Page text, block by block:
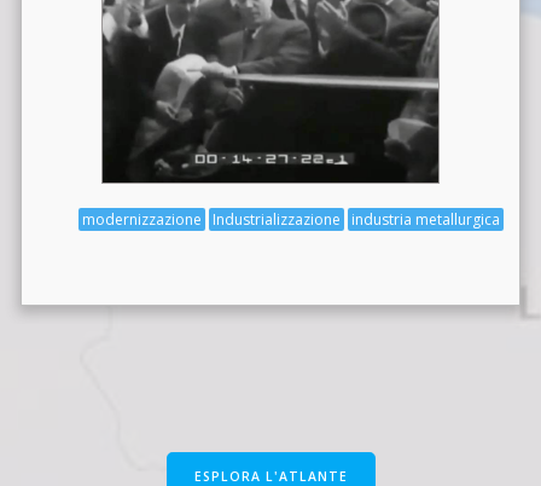
industria metallurgica
Industrializzazione
modernizzazione
ESPLORA L'ATLANTE